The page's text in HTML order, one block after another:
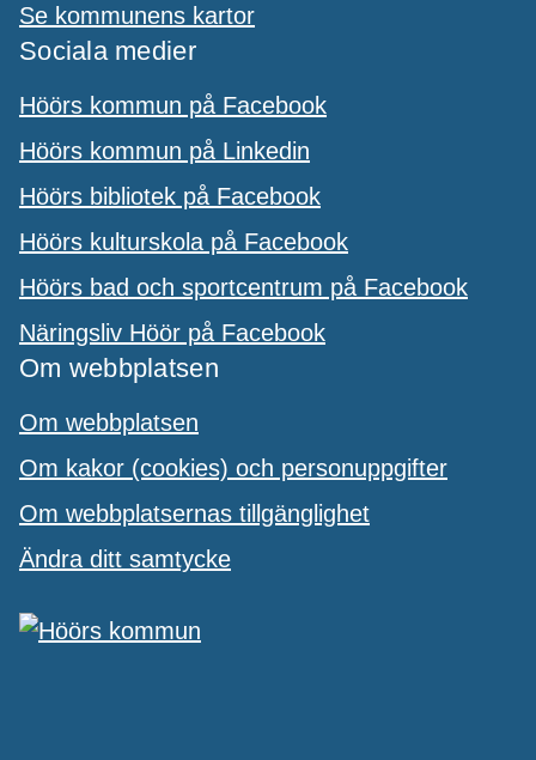
Se kommunens kartor
Sociala medier
Höörs kommun på Facebook
Höörs kommun på Linkedin
Höörs bibliotek på Facebook
Höörs kulturskola på Facebook
Höörs bad och sportcentrum på Facebook
Näringsliv Höör på Facebook
Om webbplatsen
Om webbplatsen
Om kakor (cookies) och personuppgifter
Om webbplatsernas tillgänglighet
Ändra ditt samtycke